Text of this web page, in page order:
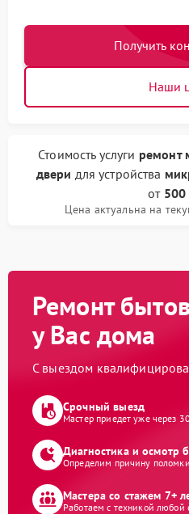
Получить
Наши
Стоимость услуги ремонт
двери для устройства
от 500
Цена актуальна на
Ремонт
у Вас дома
С выездом
Срочный выезд
Мастер приедет уже через
Диагностика и осмотр
Определим причину
Мастера со стажем 7+
Работаем с техникой любой